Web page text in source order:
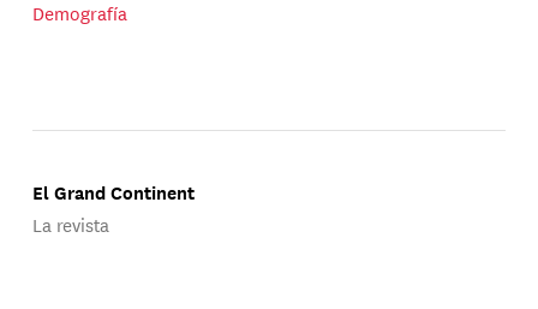
Demografía
El Grand Continent
La revista